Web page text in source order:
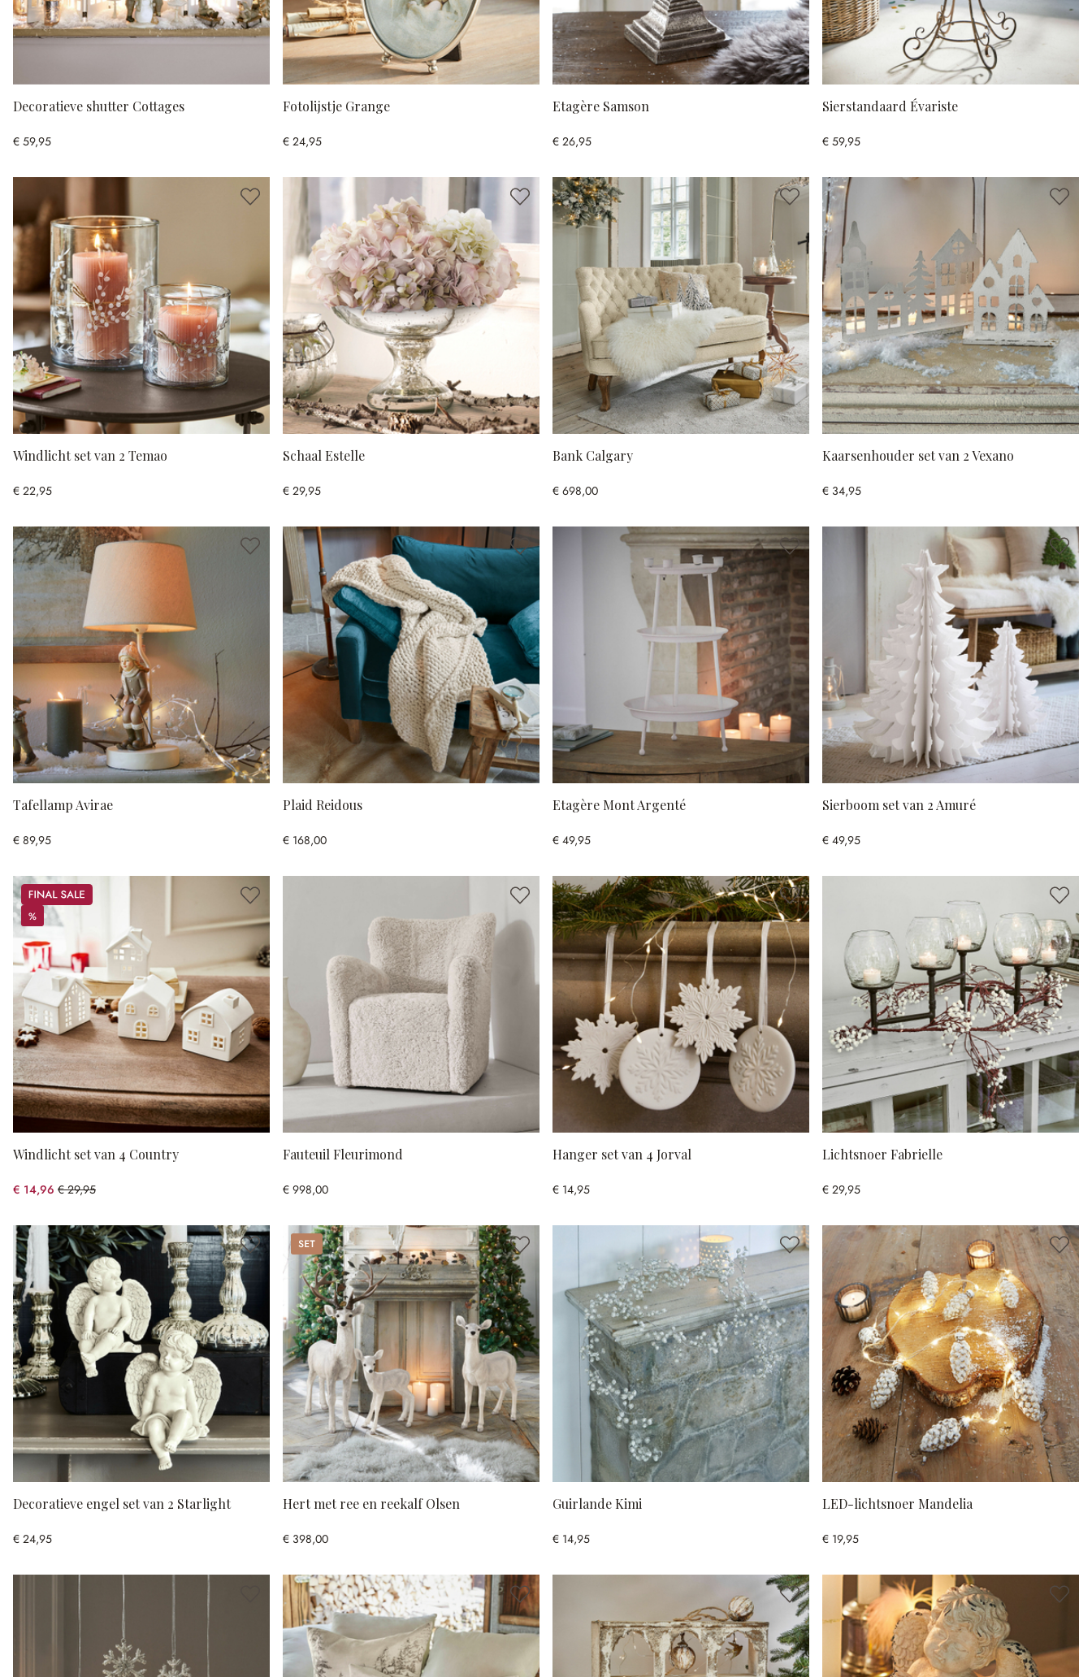
Decoratieve shutter Cottages
€ 59,95
Fotolijstje Grange
€ 24,95
Etagère Samson
€ 26,95
Sierstandaard Évariste
€ 59,95
Windlicht set van 2 Temao
€ 22,95
Schaal Estelle
€ 29,95
Bank Calgary
€ 698,00
Kaarsenhouder set van 2 Vexano
€ 34,95
Tafellamp Avirae
€ 89,95
Plaid Reidous
€ 168,00
Etagère Mont Argenté
€ 49,95
Sierboom set van 2 Amuré
€ 49,95
Sale
%
%
Windlicht set van 4 Country
€ 14,96 € 29,95
(50.05% gespart)
Fauteuil Fleurimond
€ 998,00
Hanger set van 4 Jorval
€ 14,95
Lichtsnoer Fabrielle
€ 29,95
Decoratieve engel set van 2 Starlight
€ 24,95
Set
Hert met ree en reekalf Olsen
€ 398,00
Guirlande Kimi
€ 14,95
LED-lichtsnoer Mandelia
€ 19,95